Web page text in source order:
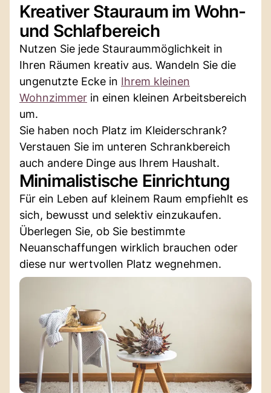
Kreativer Stauraum im Wohn-
und Schlafbereich
Nutzen Sie jede Stauraummöglichkeit in
Ihren Räumen kreativ aus. Wandeln Sie die
ungenutzte Ecke in Ihrem kleinen
Wohnzimmer in einen kleinen Arbeitsbereich
um.
Sie haben noch Platz im Kleiderschrank?
Verstauen Sie im unteren Schrankbereich
auch andere Dinge aus Ihrem Haushalt.
Minimalistische Einrichtung
Für ein Leben auf kleinem Raum empfiehlt es
sich, bewusst und selektiv einzukaufen.
Überlegen Sie, ob Sie bestimmte
Neuanschaffungen wirklich brauchen oder
diese nur wertvollen Platz wegnehmen.